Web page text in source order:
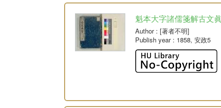
魁本大字諸儒箋解古文
Author: [著者不明]
Publish year: 1858, 安政5